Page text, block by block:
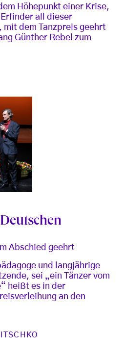
Höhepunkt einer Krise,
all dieser
mit dem Tanzpreis geehrt
Günther Rebel zum
Abschied geehrt
und langjährige
sei „ein Tänzer vom
heißt es in der
an den